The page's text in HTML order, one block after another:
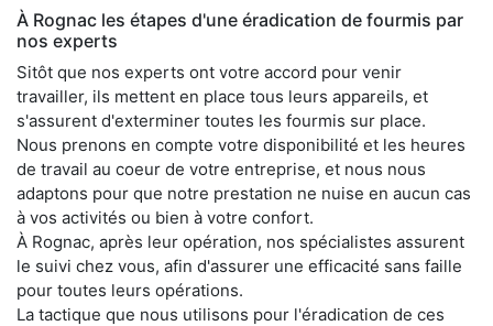
À Rognac les étapes d'une éradication de fourmis par
nos experts
Sitôt que nos experts ont votre accord pour venir
travailler, ils mettent en place tous leurs appareils, et
s'assurent d'exterminer toutes les fourmis sur place.
Nous prenons en compte votre disponibilité et les heures
de travail au coeur de votre entreprise, et nous nous
adaptons pour que notre prestation ne nuise en aucun cas
à vos activités ou bien à votre confort.
À Rognac, après leur opération, nos spécialistes assurent
le suivi chez vous, afin d'assurer une efficacité sans faille
pour toutes leurs opérations.
La tactique que nous utilisons pour l'éradication de ces